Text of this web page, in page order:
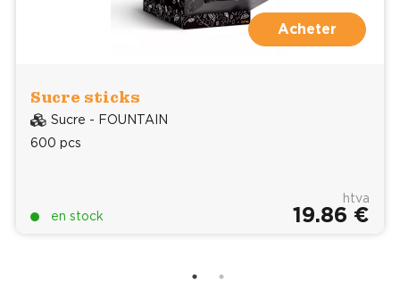
Acheter
Sucre sticks
Sucre - FOUNTAIN
600 pcs
en stock
htva
19.86 €